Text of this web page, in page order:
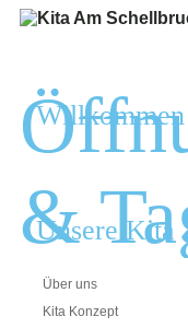
Willkommen
Unsere Kita
Über uns
Kita Konzept
&